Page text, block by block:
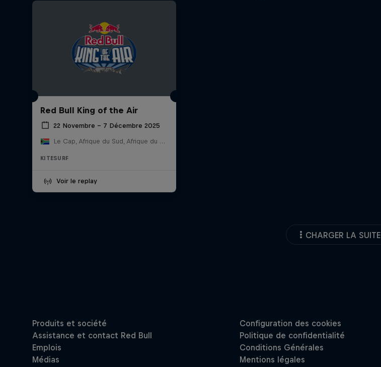
Red Bull King of the Air
22 Novembre – 7 Décembre 2025
Le Cap, Afrique du Sud, Afrique du Sud
KITESURF
Voir le replay
CHARGER LA SUITE